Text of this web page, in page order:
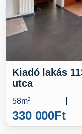
Kiadó lakás
utca
58m2
330 000Ft